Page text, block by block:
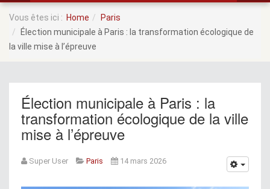
Vous êtes ici : Home
Paris
Élection municipale à Paris : la transformation écologique de
la ville mise à l’épreuve
Élection municipale à Paris : la
transformation écologique de la ville
mise à l’épreuve
Super User Paris 14 mars 2026